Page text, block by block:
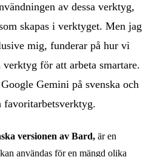
av dessa verktyg,
skapas i verktyget. Men jag
mig, funderar på hur vi
verktyg för att arbeta smartare.
Gemini på svenska och
favoritarbetsverktyg.
versionen av Bard, är en
användas för en mängd olika